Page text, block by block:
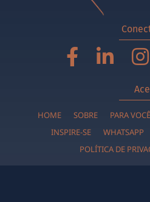
HOME SOBRE PARA VOCÊ
INSPIRE-SE
WHATSAPP
POLÍTICA DE